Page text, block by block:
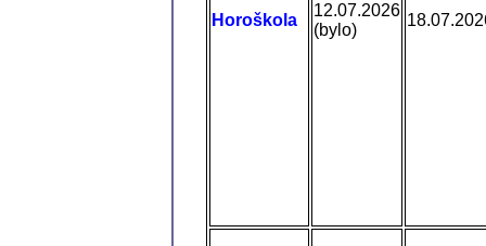
Horoškola
12.07.2026
(bylo)